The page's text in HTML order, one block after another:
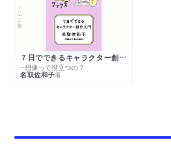
シリーズ・全集
７日でできるキャラクター創作入門
─想像って役立つの？
名取佐和子著